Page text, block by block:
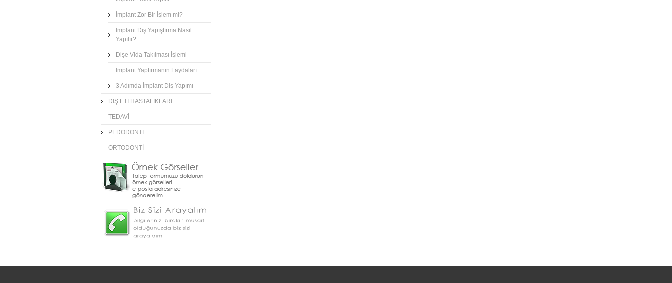
İmplant Zor Bir İşlem mi?
İmplant Diş Yapıştırma Nasıl
Yapılır?
Dişe Vida Takılması İşlemi
İmplant Yaptırmanın Faydaları
3 Adımda İmplant Diş Yapımı
DİŞ ETİ HASTALIKLARI
TEDAVİ
PEDODONTİ
ORTODONTİ